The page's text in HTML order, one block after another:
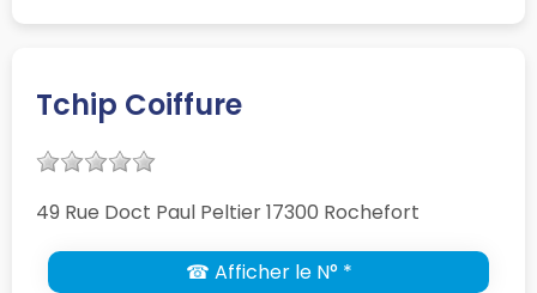
Tchip Coiffure
49 Rue Doct Paul Peltier 17300 Rochefort
☎ Afficher le N° *